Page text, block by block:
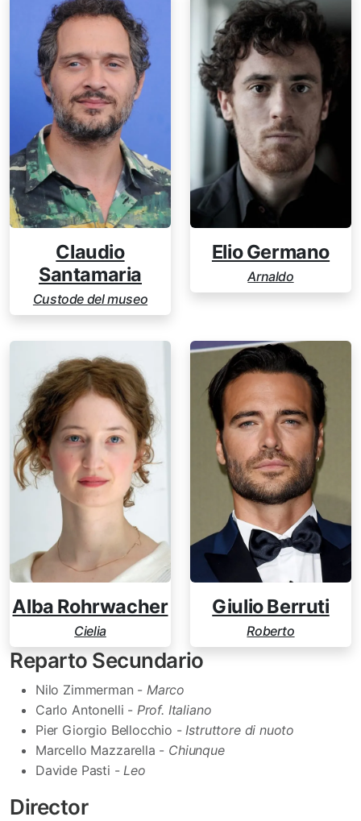
Claudio
Santamaria
Custode del museo
Elio Germano
Arnaldo
Alba Rohrwacher
Cielia
Giulio Berruti
Roberto
Reparto Secundario
Nilo Zimmerman -Marco
Carlo Antonelli - Prof. Italiano
Pier Giorgio Bellocchio -Istruttore di nuoto
Marcello Mazzarella - Chiunque
Davide Pasti -Leo
Director